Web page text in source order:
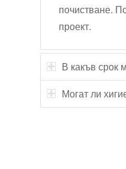
почистване.
проект.
В какъв срок
Могат ли